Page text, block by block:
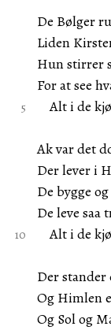
De Bølger
Liden
Hun stirrer
For at see
Alt i de
Ak var det
Der lever i
De bygge
De leve saa
Alt i de
Der stander
Og Himlen
Og Sol og